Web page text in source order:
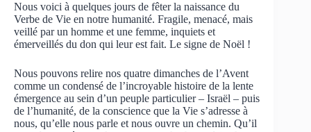
Nous voici à quelques jours de fêter la naissance du
Verbe de Vie en notre humanité. Fragile, menacé, mais
veillé par un homme et une femme, inquiets et
émerveillés du don qui leur est fait. Le signe de Noël !
Nous pouvons relire nos quatre dimanches de l’Avent
comme un condensé de l’incroyable histoire de la lente
émergence au sein d’un peuple particulier – Israël – puis
de l’humanité, de la conscience que la Vie s’adresse à
nous, qu’elle nous parle et nous ouvre un chemin. Qu’il